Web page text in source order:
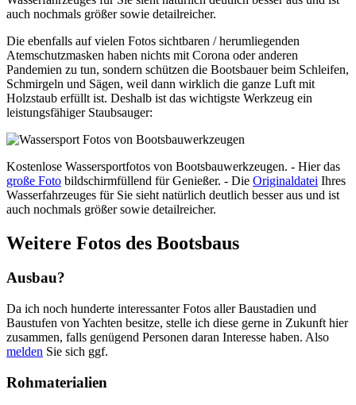
auch nochmals größer sowie detailreicher.
Die ebenfalls auf vielen Fotos sichtbaren / herumliegenden
Atemschutzmasken haben nichts mit Corona oder anderen
Pandemien zu tun, sondern schützen die Bootsbauer beim Schleifen,
Schmirgeln und Sägen, weil dann wirklich die ganze Luft mit
Holzstaub erfüllt ist. Deshalb ist das wichtigste Werkzeug ein
leistungsfähiger Staubsauger:
Kostenlose Wassersportfotos von Bootsbauwerkzeugen. - Hier das
große Foto bildschirmfüllend für Genießer. - Die Originaldatei Ihres
Wasserfahrzeuges für Sie sieht natürlich deutlich besser aus und ist
auch nochmals größer sowie detailreicher.
Weitere Fotos des Bootsbaus
Ausbau?
Da ich noch hunderte interessanter Fotos aller Baustadien und
Baustufen von Yachten besitze, stelle ich diese gerne in Zukunft hier
zusammen, falls genügend Personen daran Interesse haben. Also
melden Sie sich ggf.
Rohmaterialien